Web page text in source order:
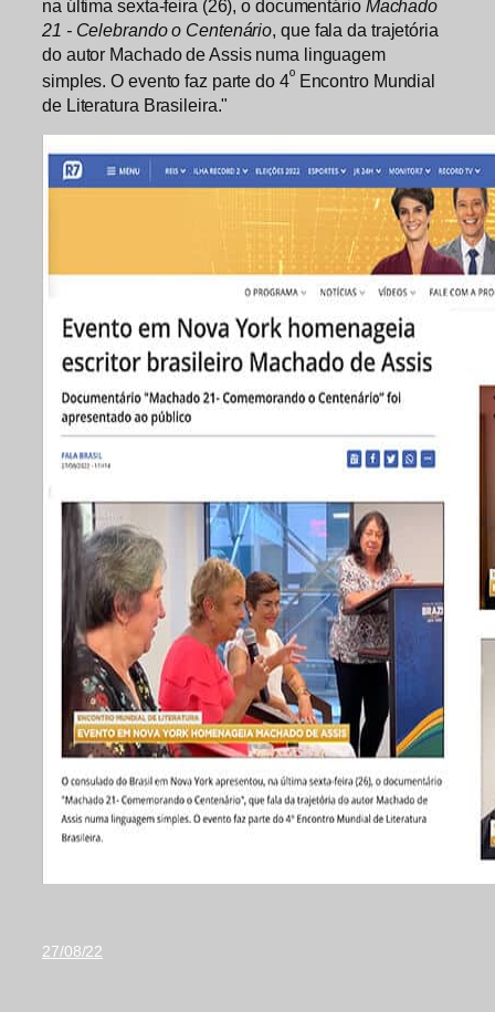
na última sexta-feira (26), o documentário Machado
21 - Celebrando o Centenário, que fala da trajetória
do autor Machado de Assis numa linguagem
simples. O evento faz parte do 4ºEncontro Mundial
de Literatura Brasileira."
27/08/22